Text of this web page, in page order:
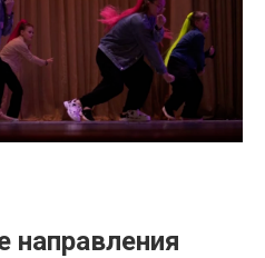
направления